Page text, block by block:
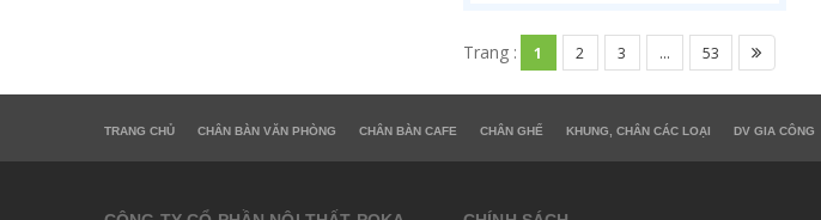
Trang : 1 2 3 ... 53
TRANG CHỦ CHÂN BÀN VĂN PHÒNG CHÂN BÀN CAFE CHÂN GHẾ KHUNG, CHÂN CÁC LOẠI DV GIA CÔNG